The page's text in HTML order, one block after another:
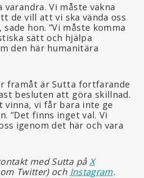
varandra. Vi måste vakna
de vill att vi ska vända oss
sade hon. ”Vi måste komma
sätt och hjälpa
den här humanitära
framåt är Sutta fortfarande
besluten att göra skillnad.
vinna, vi får bara inte ge
”Det finns inget val. Vi
igenom det här och vara
med Sutta på X
Twitter) och Instagram.